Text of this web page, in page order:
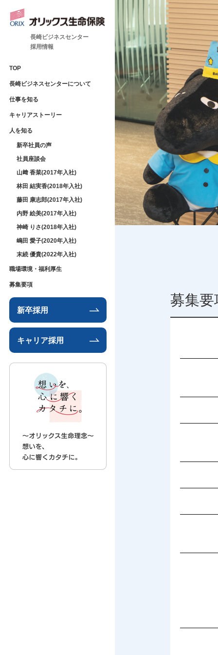
長崎ビジネスセンター
採用情報
TOP
長崎ビジネスセンターについて
仕事を知る
キャリアストーリー
人を知る
新卒社員の声
社員座談会
山﨑 香菜(2017年入社)
林田 結実香(2018年入社)
藤田 康志郎(2017年入社)
内野 絵美(2017年入社)
神崎 りさ(2018年入社)
嶋田 愛子(2020年入社)
末続 優貴(2022年入社)
職場環境・福利厚生
募集要項
新卒採用
キャリア採用
募集要